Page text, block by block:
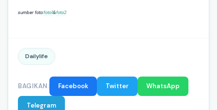
sumber foto:foto1&foto2
Dailylife
BAGIKAN: Facebook Twitter WhatsApp
Telegram